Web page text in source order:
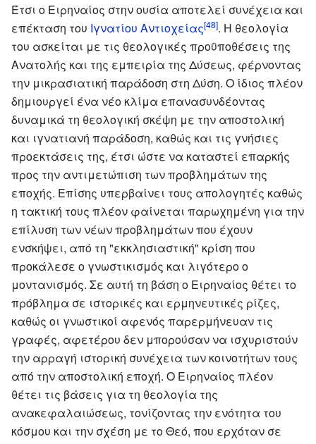
Έτσι ο Ειρηναίος στην ουσία αποτελεί συνέχεια και
επέκταση του Ιγνατίου Αντιοχείας[48]. Η θεολογία
του ασκείται με τις θεολογικές προϋποθέσεις της
Ανατολής και της εμπειρία της Δύσεως, φέρνοντας
την μικρασιατική παράδοση στη Δύση. Ο ίδιος πλέον
δημιουργεί ένα νέο κλίμα επανασυνδέοντας
δυναμικά τη θεολογική σκέψη με την αποστολική
και ιγνατιανή παράδοση, καθώς και τις γνήσιες
προεκτάσεις της, έτσι ώστε να καταστεί επαρκής
προς την αντιμετώπιση των προβλημάτων της
εποχής. Επίσης υπερβαίνει τους απολογητές καθώς
η τακτική τους πλέον φαίνεται παρωχημένη για την
επίλυση των νέων προβλημάτων που έχουν
ενσκήψει, από τη "εκκλησιαστική" κρίση που
προκάλεσε ο γνωστικισμός και λιγότερο ο
μοντανισμός. Σε αυτή τη βάση ο Ειρηναίος θέτει το
πρόβλημα σε ιστορικές και ερμηνευτικές ρίζες,
καθώς οι γνωστικοί αφενός παρερμήνευαν τις
γραφές, αφετέρου δεν μπορούσαν να ισχυριστούν
την αρραγή ιστορική συνέχεια των κοινοτήτων τους
από την αποστολική εποχή. Ο Ειρηναίος πλέον
θέτει τις βάσεις για τη θεολογία της
ανακεφαλαιώσεως, τονίζοντας την ενότητα του
κόσμου και την σχέση με το Θεό, που ερχόταν σε